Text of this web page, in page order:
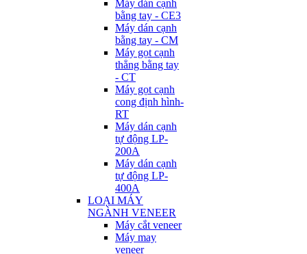
Máy dán cạnh
bằng tay - CE3
Máy dán cạnh
bằng tay - CM
Máy gọt cạnh
thẳng bằng tay
- CT
Máy gọt cạnh
cong định hình-
RT
Máy dán cạnh
tự động LP-
200A
Máy dán cạnh
tự động LP-
400A
LOẠI MÁY
NGÀNH VENEER
Máy cắt veneer
Máy may
veneer